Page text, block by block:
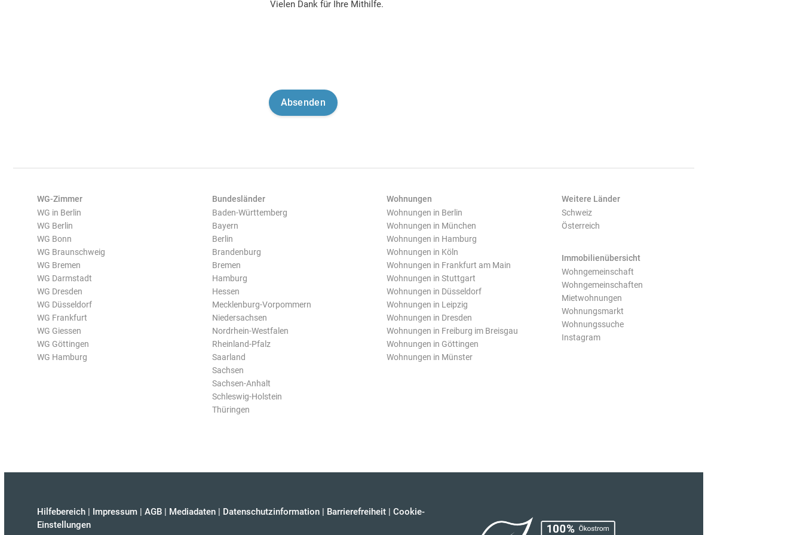
Vielen Dank für Ihre Mithilfe.
WG-Zimmer
WG in Berlin
WG Berlin
WG Bonn
WG Braunschweig
WG Bremen
WG Darmstadt
WG Dresden
WG Düsseldorf
WG Frankfurt
WG Giessen
WG Göttingen
WG Hamburg
Bundesländer
Baden-Württemberg
Bayern
Berlin
Brandenburg
Bremen
Hamburg
Hessen
Mecklenburg-Vorpommern
Niedersachsen
Nordrhein-Westfalen
Rheinland-Pfalz
Saarland
Sachsen
Sachsen-Anhalt
Schleswig-Holstein
Thüringen
Wohnungen
Wohnungen in Berlin
Wohnungen in München
Wohnungen in Hamburg
Wohnungen in Köln
Wohnungen in Frankfurt am Main
Wohnungen in Stuttgart
Wohnungen in Düsseldorf
Wohnungen in Leipzig
Wohnungen in Dresden
Wohnungen in Freiburg im Breisgau
Wohnungen in Göttingen
Wohnungen in Münster
Weitere Länder
Schweiz
Österreich
Immobilienübersicht
Wohngemeinschaft
Wohngemeinschaften
Mietwohnungen
Wohnungsmarkt
Wohnungssuche
Instagram
Hilfebereich | Impressum | AGB | Mediadaten | Datenschutzinformation | Barrierefreiheit | Cookie-
Einstellungen